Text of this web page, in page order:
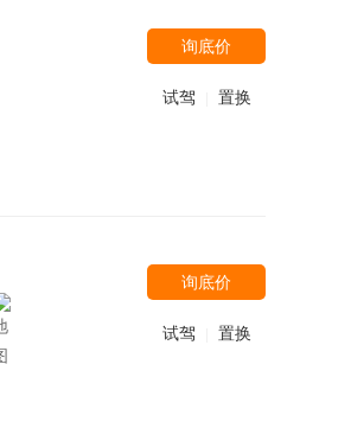
询底价
试驾 置换
询底价
试驾 置换